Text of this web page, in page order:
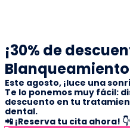
¡30% de
Blanqueamiento
Este agosto, ¡luce una
Te lo ponemos muy fácil:
descuento en tu
dental.
📲 ¡Reserva tu cita ahora!